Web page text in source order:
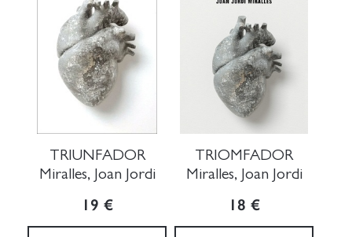
TRIUNFADOR
Miralles, Joan Jordi
19 €
TRIOMFADOR
Miralles, Joan Jordi
18 €